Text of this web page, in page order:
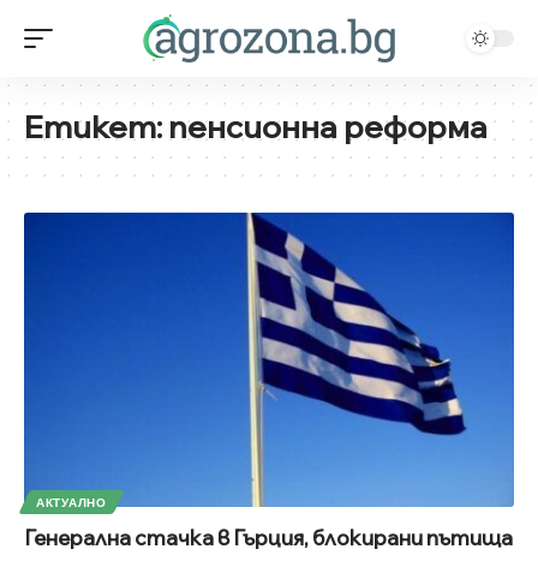
Етикет:пенсионна реформа
АКТУАЛНО
Генерална стачка в Гърция, блокирани пътища